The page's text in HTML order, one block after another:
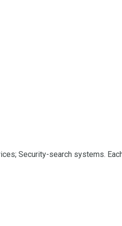
Security-search systems.